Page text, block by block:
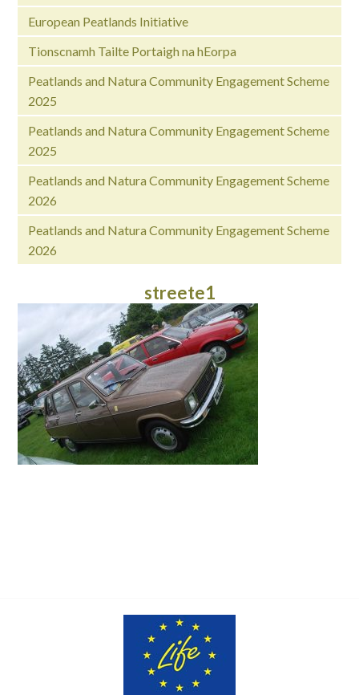
European Peatlands Initiative
Tionscnamh Tailte Portaigh na hEorpa
Peatlands and Natura Community Engagement Scheme
2025
Peatlands and Natura Community Engagement Scheme
2025
Peatlands and Natura Community Engagement Scheme
2026
Peatlands and Natura Community Engagement Scheme
2026
streete1